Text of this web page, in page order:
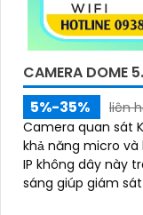
CAMERA DOME
5%-35%
liên
Camera quan sát
khả năng micro và
IP không dây này
sáng giúp giám